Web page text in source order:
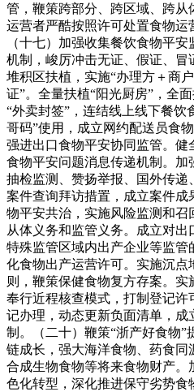
管，鞭策跨部分、跨区域、跨
运营者严酷按照许可处置食物运
（十七）加强收集餐饮食物平
机制，峻厉冲击无证、假证、
堆积区扶植，实施“办理方＋商
证”。全量扶植“阳光厨房”，全
“外卖封签”，连结线上线下餐饮
哥码”使用，成立网约配送员食
强进出口食物平安协同监管。健
食物平安问题消息传递机制。加
抽检监测、赞扬举报、国外传
案件查询拜访措置，成立案件
物平安共治，实施风险监测和
从体义务和监管义务。成立对
特殊监管区域内出产企业等监
化食物出产运营许可。实施沉
则，鞭策保健食物复方存案。实
奉行近程核查模式，打制登记许
记办理，动态更新负面清单，成
制。（二十）鞭策“浙产好食物”
链成长，强大海洋食物、药食
合成生物食物等将来食物财产
色化转型，深化推进保守劣势